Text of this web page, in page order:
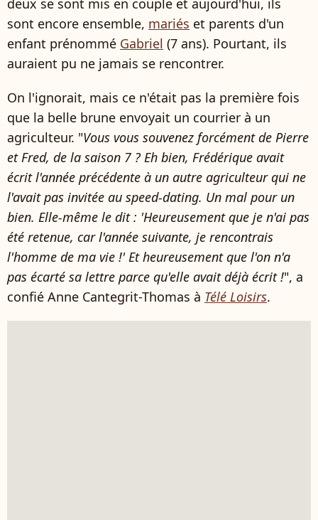
sont encore ensemble, mariés et parents d'un
enfant prénommé Gabriel (7 ans). Pourtant, ils
auraient pu ne jamais se rencontrer.
On l'ignorait, mais ce n'était pas la première fois
que la belle brune envoyait un courrier à un
agriculteur. "Vous vous souvenez forcément de Pierre
et Fred, de la saison 7 ? Eh bien, Frédérique avait
écrit l'année précédente à un autre agriculteur qui ne
l'avait pas invitée au speed-dating. Un mal pour un
bien. Elle-même le dit : 'Heureusement que je n'ai pas
été retenue, car l'année suivante, je rencontrais
l'homme de ma vie !' Et heureusement que l'on n'a
pas écarté sa lettre parce qu'elle avait déjà écrit !", a
confié Anne Cantegrit-Thomas à Télé Loisirs.